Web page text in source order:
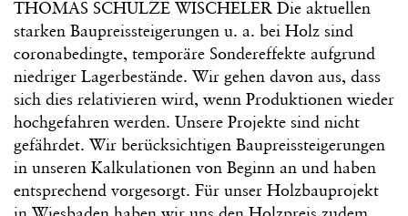
THOMAS SCHULZE WISCHELER Die aktuellen
starken Baupreissteigerungen u. a. bei Holz sind
coronabedingte, temporäre Sondereffekte aufgrund
niedriger Lagerbestände. Wir gehen davon aus, dass
sich dies relativieren wird, wenn Produktionen wieder
hochgefahren werden. Unsere Projekte sind nicht
gefährdet. Wir berücksichtigen Baupreissteigerungen
in unseren Kalkulationen von Beginn an und haben
entsprechend vorgesorgt. Für unser Holzbauprojekt